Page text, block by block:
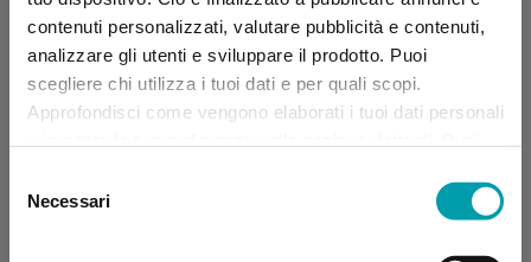
contenuti personalizzati, valutare pubblicità e contenuti,
analizzare gli utenti e sviluppare il prodotto. Puoi
scegliere chi utilizza i tuoi dati e per quali scopi.
Approfondisci come vengono elaborati i tuoi dati personali
momento dalla Dichiarazione sui “
delNecessari
Application error: a client-side exception has occurred (see the